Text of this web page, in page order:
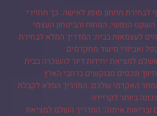
לבחירת תחתון סופג לאישה: כך תחזירי
הנפשי, הנוחות והביטחון העצמי
לעצמאות בבית: המדריך המלא לבחירת
ואביזרי סיעוד מתקדמים
למציאת יחידות דיור להשכרה בבית
ונכסים מבוקשים ברחבי הארץ
האקדמי שלכם: המדריך המלא לקבלת
ביותר לקריירה
ובריאות איתנה: המדריך השלם למציאת